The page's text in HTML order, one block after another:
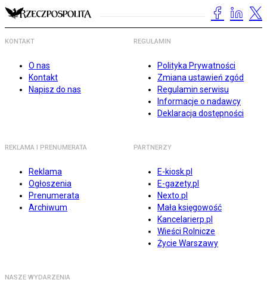
KONTAKT
O nas
Kontakt
Napisz do nas
REGULAMIN
Polityka Prywatności
Zmiana ustawień zgód
Regulamin serwisu
Informacje o nadawcy
Deklaracja dostępności
REKLAMA I PRENUMERATA
Reklama
Ogłoszenia
Prenumerata
Archiwum
PARTNERZY
E-kiosk.pl
E-gazety.pl
Nexto.pl
Mała księgowość
Kancelarierp.pl
Wieści Rolnicze
Życie Warszawy
NASZE WYDARZENIA